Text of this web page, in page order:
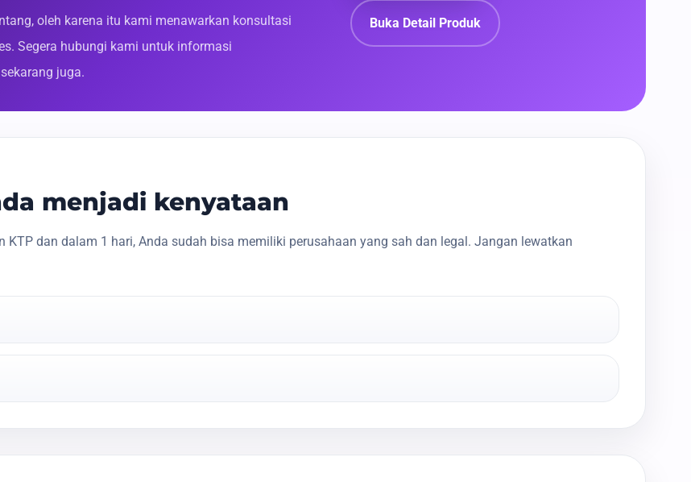
oleh karena itu kami menawarkan konsultasi
Segera hubungi kami untuk informasi
juga.
Buka Detail Produk
menjadi kenyataan
dan dalam 1 hari, Anda sudah bisa memiliki perusahaan yang sah dan legal. Jangan lewatkan